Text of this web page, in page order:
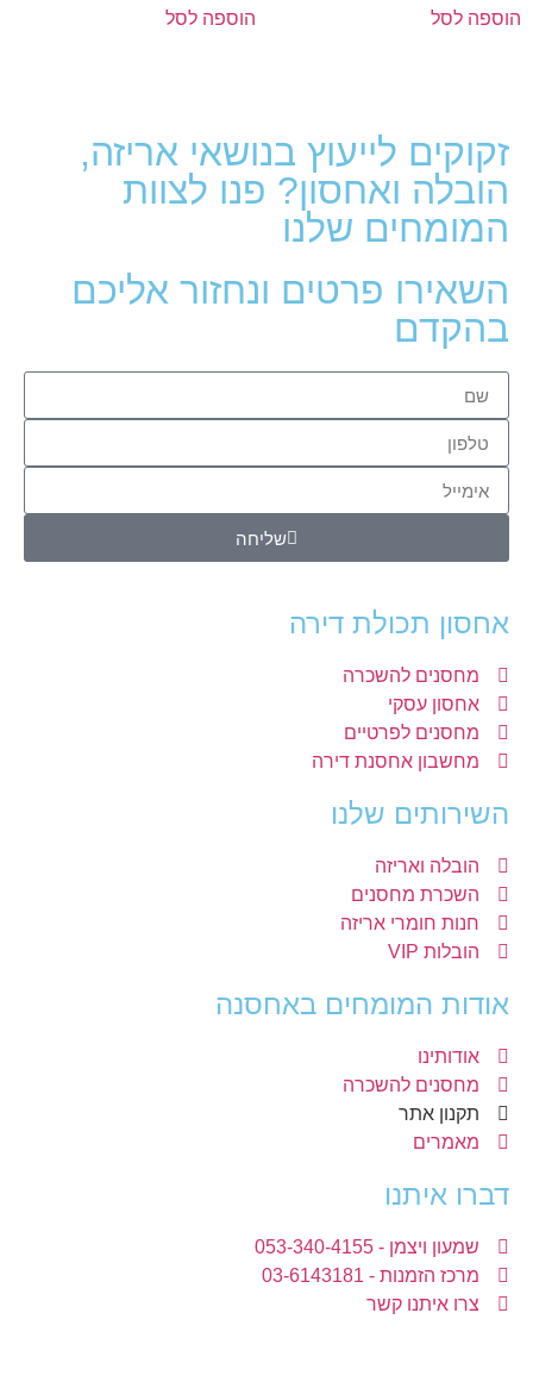
הוספה לסל הוספה לסל
זקוקים לייעוץ בנושאי אריזה,
הובלה ואחסון? פנו לצוות
המומחים שלנו
השאירו פרטים ונחזור אליכם
בהקדם
שליחה
אחסון תכולת דירה
מחסנים להשכרה
אחסון עסקי
מחסנים לפרטיים
מחשבון אחסנת דירה
השירותים שלנו
הובלה ואריזה
השכרת מחסנים
חנות חומרי אריזה
הובלות VIP
אודות המומחים באחסנה
אודותינו
מחסנים להשכרה
תקנון אתר
מאמרים
דברו איתנו
שמעון ויצמן - 053-340-4155
מרכז הזמנות - 03-6143181
צרו איתנו קשר